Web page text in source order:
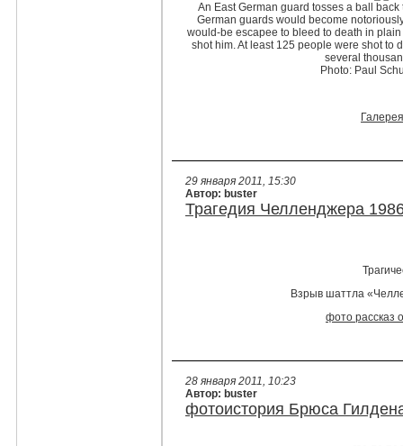
An East German guard tosses a ball
German guards would become
would-be escapee to bleed to death in
shot him. At least 125 people were shot to
several
Photo: Paul
29 января 2011, 15:30
Автор: buster
Трагедия Челленджера
Взрыв шаттла
фото рассказ
28 января 2011, 10:23
Автор: buster
фотоистория Брюса